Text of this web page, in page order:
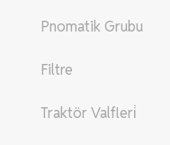
Pnomatik Grubu
Filtre
Traktör Valfleri̇